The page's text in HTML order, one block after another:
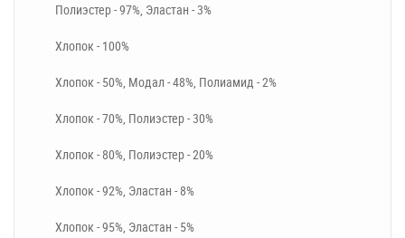
Полиэстер - 97%, Эластан - 3%
Хлопок - 100%
Хлопок - 50%, Модал - 48%, Полиамид - 2%
Хлопок - 70%, Полиэстер - 30%
Хлопок - 80%, Полиэстер - 20%
Хлопок - 92%, Эластан - 8%
Хлопок - 95%, Эластан - 5%